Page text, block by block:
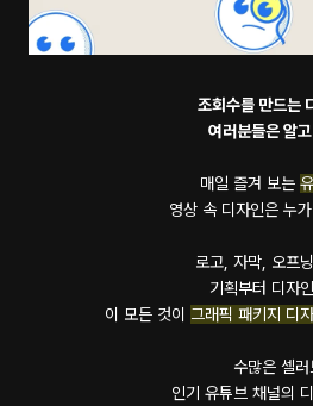
조회수를 만드는
여러분들은 알
매일 즐겨 보는
영상 속 디자인은 누
로고, 자막, 오프
기획부터 디자
이 모든 것이 그래픽 패키지 디
수많은 셀러
인기 유튜브 채널의